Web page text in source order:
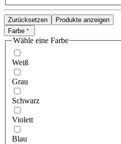
Zurücksetzen
Produkte anzeigen
Farbe
Wähle eine Farbe
Weiß
Grau
Schwarz
Violett
Blau